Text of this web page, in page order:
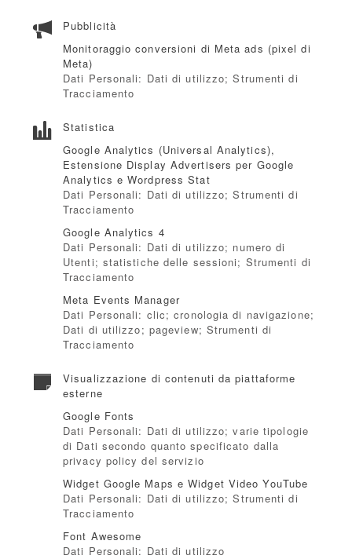
Pubblicità
Monitoraggio conversioni di Meta ads (pixel di
Meta)
Dati Personali: Dati di utilizzo; Strumenti di
Tracciamento
Statistica
Google Analytics (Universal Analytics),
Estensione Display Advertisers per Google
Analytics e Wordpress Stat
Dati Personali: Dati di utilizzo; Strumenti di
Tracciamento
Google Analytics 4
Dati Personali: Dati di utilizzo; numero di
Utenti; statistiche delle sessioni; Strumenti di
Tracciamento
Meta Events Manager
Dati Personali: clic; cronologia di navigazione;
Dati di utilizzo; pageview; Strumenti di
Tracciamento
Visualizzazione di contenuti da piattaforme
esterne
Google Fonts
Dati Personali: Dati di utilizzo; varie tipologie
di Dati secondo quanto specificato dalla
privacy policy del servizio
Widget Google Maps e Widget Video YouTube
Dati Personali: Dati di utilizzo; Strumenti di
Tracciamento
Font Awesome
Dati Personali: Dati di utilizzo